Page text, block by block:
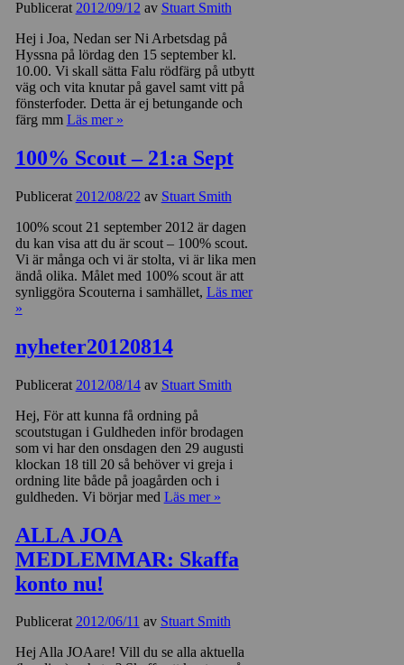
Publicerat 2012/09/12 av Stuart Smith
Hej i Joa, Nedan ser Ni Arbetsdag på
Hyssna på lördag den 15 september kl.
10.00. Vi skall sätta Falu rödfärg på utbytt
väg och vita knutar på gavel samt vitt på
fönsterfoder. Detta är ej betungande och
färg mm Läs mer »
100% Scout – 21:a Sept
Publicerat 2012/08/22 av Stuart Smith
100% scout 21 september 2012 är dagen
du kan visa att du är scout – 100% scout.
Vi är många och vi är stolta, vi är lika men
ändå olika. Målet med 100% scout är att
synliggöra Scouterna i samhället, Läs mer
»
nyheter20120814
Publicerat 2012/08/14 av Stuart Smith
Hej, För att kunna få ordning på
scoutstugan i Guldheden inför brodagen
som vi har den onsdagen den 29 augusti
klockan 18 till 20 så behöver vi greja i
ordning lite både på joagården och i
guldheden. Vi börjar med Läs mer »
ALLA JOA
MEDLEMMAR: Skaffa
konto nu!
Publicerat2012/06/11 av Stuart Smith
Hej Alla JOAare! Vill du se alla aktuella